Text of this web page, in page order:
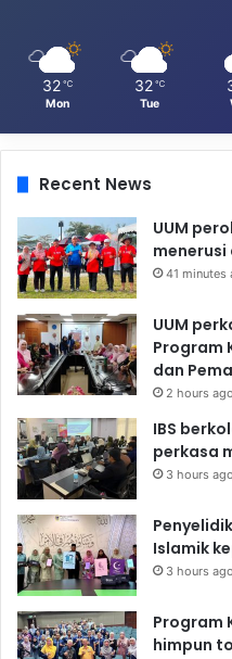
32 ℃
Mon
32 ℃
Tue
Recent News
UUM
41 minutes
UUM
Program
dan
2 hours ago
IBS
perkasa
3 hours ago
Islamik
3 hours ago
Program
himpun